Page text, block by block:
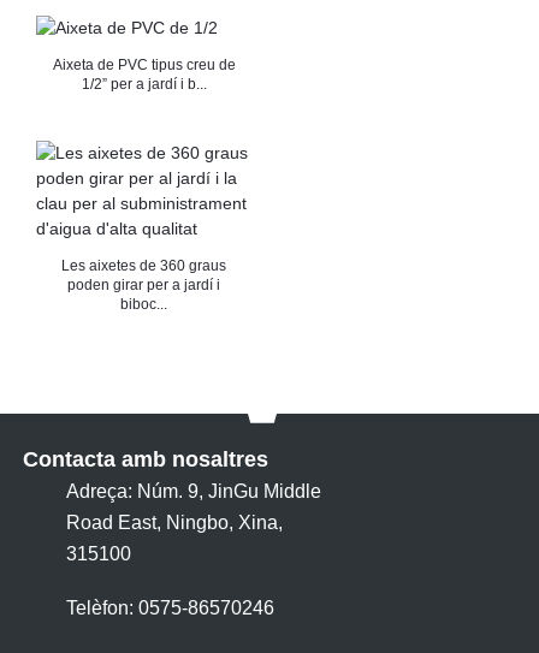
Aixeta de PVC tipus creu de
1/2” per a jardí i b...
Les aixetes de 360 ​​graus
poden girar per a jardí i
biboc...
Contacta amb nosaltres
Adreça: Núm. 9, JinGu Middle
Road East, Ningbo, Xina,
315100
Telèfon: 0575-86570246